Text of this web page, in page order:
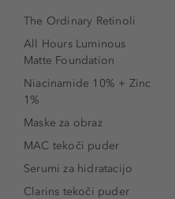
The Ordinary Retinoli
All Hours Luminous
Matte Foundation
Niacinamide 10% + Zinc
1%
Maske za obraz
MAC tekoči puder
Serumi za hidratacijo
Clarins tekoči puder